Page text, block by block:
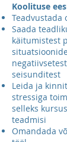
Koolituse
Teadvustada
Saada
käitumistest
seisunditest
Leida ja
stressiga
selleks
teadmisi
Omandada